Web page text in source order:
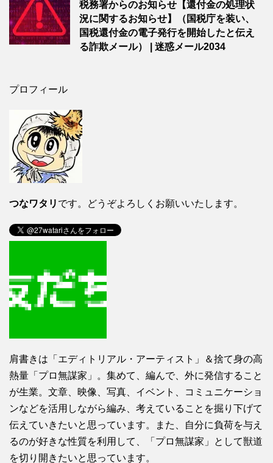
税務署からのお知らせ【還付金の処理状
況に関するお知らせ】（国税庁を装い、
国税還付金の電子発行を開始したと伝え
る詐欺メール） | 迷惑メール2034
プロフィール
つなワタリ です。どうぞよろしくお願いいたします。
肩書きは「エディトリアル・アーティスト」＆捨て身の高
熱量「プロ無謀家」。集めて、編んで、外に発信すること
が生業。文章、映像、写真、イベント、コミュニケーショ
ンなどを活用しながら編み、考えていることを掘り下げて
伝えていきたいと思っています。また、自分に負荷を与え
るのが好きな性質を利用して、「プロ無謀家」として獣道
を切り開きたいと思っています。